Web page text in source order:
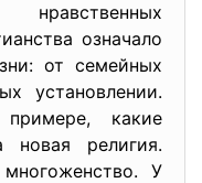
означало
от семейных
установлении.
какие
новая религия.
У